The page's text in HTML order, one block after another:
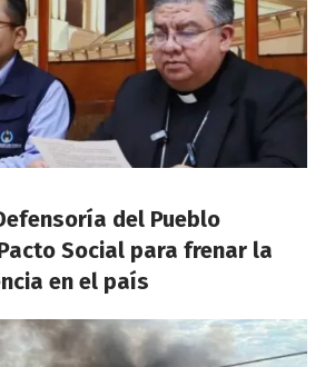
del Pueblo
Social para frenar la
en el país